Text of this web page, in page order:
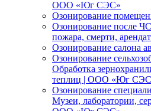
ООО «Юг СЭС»
Озонирование
Озонирование после
пожара, смерти,
Озонирование салона
Озонирование
Обработка
теплиц | ООО «Юг
Озонирование
Музеи, лаборатории,